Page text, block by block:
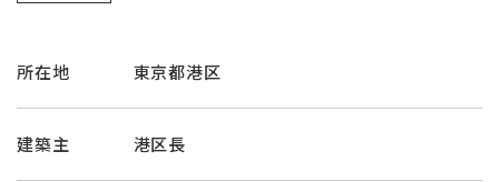
所在地 東京都港区
建築主 港区長